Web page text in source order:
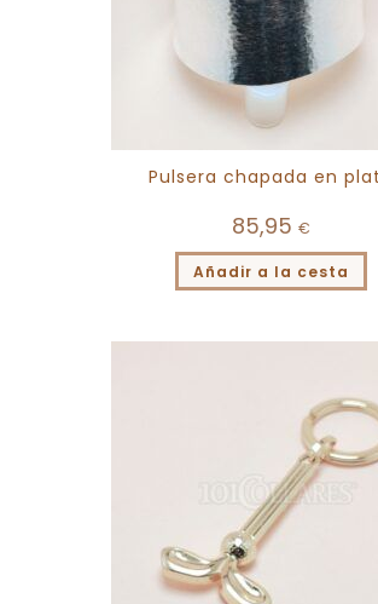
Pulsera chapada en
85,95 €
Añadir a la cesta